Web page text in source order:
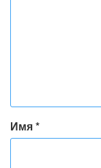
Имя*